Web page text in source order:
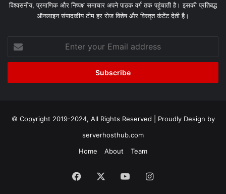
विश्वसनीय, प्रमाणिक और निष्पक्ष समाचार अपने पाठक वर्ग तक पहुंचाती है। इसकी प्रतिबद्ध
ऑनलाइन संपादकीय टीम हर रोज विशेष और विस्तृत कंटेंट देती है।
your
Email
© Copyright 2019-2024, All Rights Reserved | Proudly Design by
serverhosthub.com
Home
About Team
Facebook YouTubeInstagram